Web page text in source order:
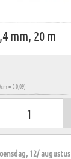
mm, 20 m
= € 0,09)
12/ augustus